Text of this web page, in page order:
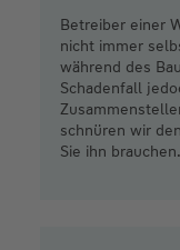
Betreiber einer
nicht immer
während des
Schadenfall
schnüren wir
Sie ihn brauchen.